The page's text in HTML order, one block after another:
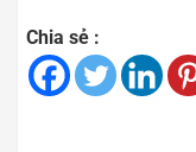
Chia sẻ :